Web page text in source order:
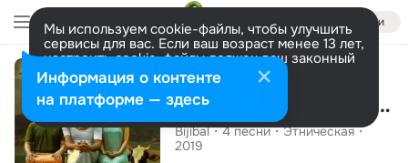
Войти
Мы используем cookie-файлы, чтобы улучшить
сервисы для вас. Если ваш возраст менее 13 лет,
настроить cookie-файлы должен ваш законный
представитель. Больше информации
Разрешить все Настроить
Альбом
Android Kunjappan Version 5.25 (Original Motion Picture Soundtrack)
Bijibal 4песни
Этническая
2019
Информация о контенте
на платформе — здесь